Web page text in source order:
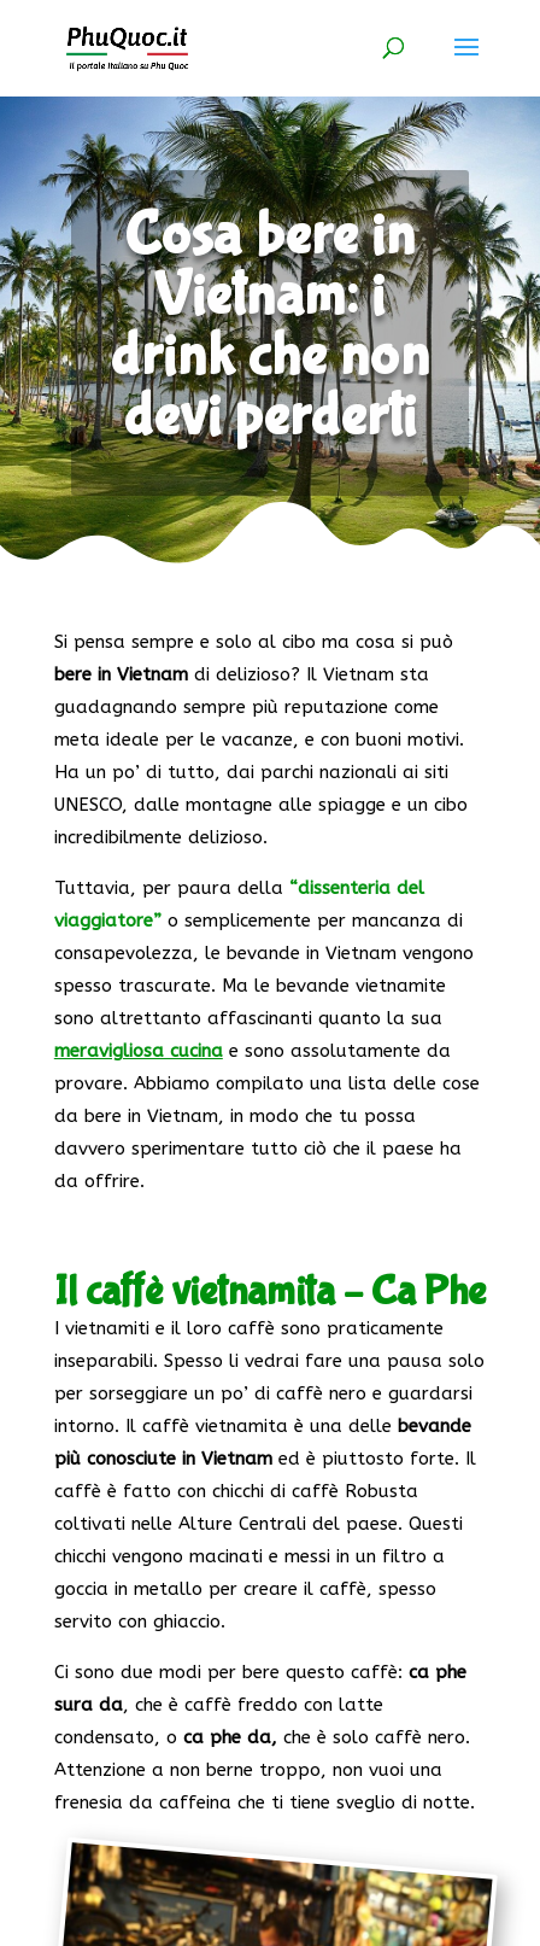
Cosa bere in
Vietnam: i
drink che non
devi perderti
Si pensa sempre e solo al cibo ma cosa si può
bere in Vietnamdi delizioso? Il Vietnam sta
guadagnando sempre più reputazione come
meta ideale per le vacanze, e con buoni motivi.
Ha un po’ di tutto, dai parchi nazionali ai siti
UNESCO, dalle montagne alle spiagge e un cibo
incredibilmente delizioso.
Tuttavia, per paura della “dissenteria del
viaggiatore”o semplicemente per mancanza di
consapevolezza, le bevande in Vietnam vengono
spesso trascurate. Ma le bevande vietnamite
sono altrettanto affascinanti quanto la sua
meravigliosa cucinae sono assolutamente da
provare. Abbiamo compilato una lista delle cose
da bere in Vietnam, in modo che tu possa
davvero sperimentare tutto ciò che il paese ha
da offrire.
Il caffè vietnamita – Ca Phe
I vietnamiti e il loro caffè sono praticamente
inseparabili. Spesso li vedrai fare una pausa solo
per sorseggiare un po’ di caffè nero e guardarsi
intorno. Il caffè vietnamita è una delle bevande
più conosciute in Vietnamed è piuttosto forte. Il
caffè è fatto con chicchi di caffè Robusta
coltivati nelle Alture Centrali del paese. Questi
chicchi vengono macinati e messi in un filtro a
goccia in metallo per creare il caffè, spesso
servito con ghiaccio.
Ci sono due modi per bere questo caffè: ca phe
sura da, che è caffè freddo con latte
condensato, o ca phe da, che è solo caffè nero.
Attenzione a non berne troppo, non vuoi una
frenesia da caffeina che ti tiene sveglio di notte.